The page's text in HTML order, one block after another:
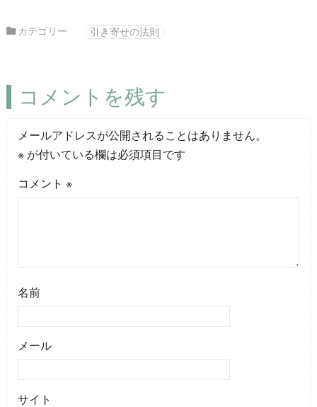
カテゴリー 引き寄せの法則
コメントを残す
メールアドレスが公開されることはありません。
※が付いている欄は必須項目です
コメント ※
名前
メール
サイト